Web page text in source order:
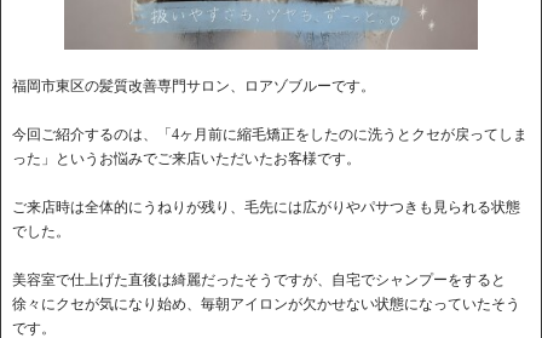
福岡市東区の髪質改善専門サロン、ロアゾブルーです。
今回ご紹介するのは、「4ヶ月前に縮毛矯正をしたのに洗うとクセが戻ってしま
った」というお悩みでご来店いただいたお客様です。
ご来店時は全体的にうねりが残り、毛先には広がりやパサつきも見られる状態
でした。
美容室で仕上げた直後は綺麗だったそうですが、自宅でシャンプーをすると
徐々にクセが気になり始め、毎朝アイロンが欠かせない状態になっていたそう
です。